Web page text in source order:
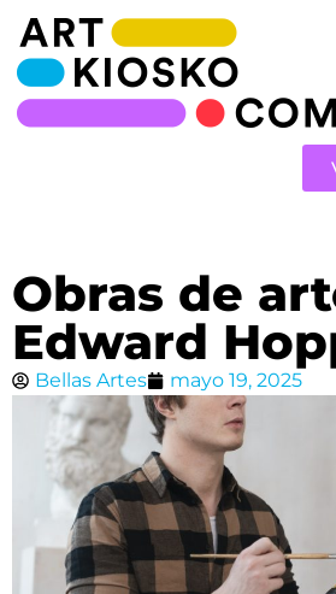
Obras de
Edward
Bellas Artes mayo 19, 2025